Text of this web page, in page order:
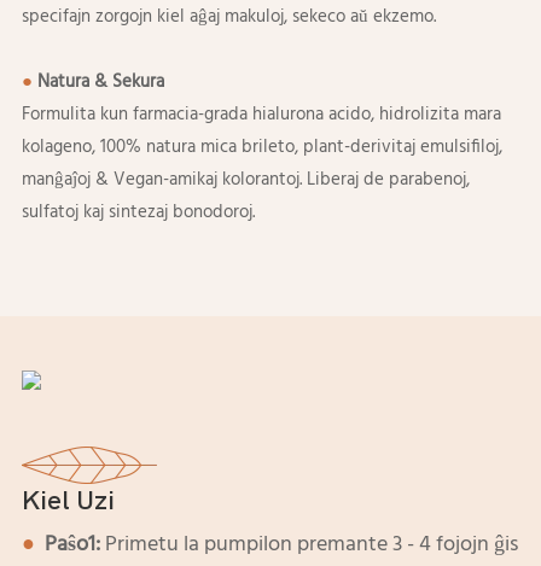
specifajn zorgojn kiel aĝaj makuloj, sekeco aŭ ekzemo.
● Natura & Sekura
Formulita kun farmacia-grada hialurona acido, hidrolizita mara
kolageno, 100% natura mica brileto, plant-derivitaj emulsifiloj,
manĝaĵoj & Vegan-amikaj kolorantoj. Liberaj de parabenoj,
sulfatoj kaj sintezaj bonodoroj.
Kiel Uzi
● Paŝo1:Primetu la pumpilon premante 3 - 4 fojojn ĝis